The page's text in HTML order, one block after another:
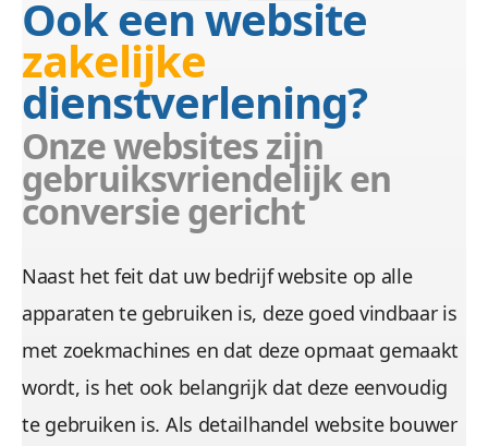
Ook een website
zakelijke
dienstverlening?
Onze websites zijn
gebruiksvriendelijk en
conversie gericht
Naast het feit dat uw bedrijf website op alle
apparaten te gebruiken is, deze goed vindbaar is
met zoekmachines en dat deze opmaat gemaakt
wordt, is het ook belangrijk dat deze eenvoudig
te gebruiken is. Als detailhandel website bouwer